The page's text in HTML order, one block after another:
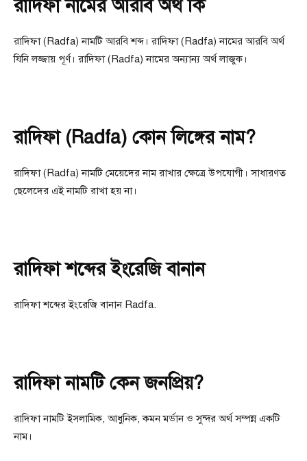
রাদিফা নামের আরবি অর্থ কি
রাদিফা (Radfa) নামটি আরবি শব্দ। রাদিফা (Radfa) নামের আরবি অর্থ
যিনি লজ্জায় পূর্ণ। রাদিফা (Radfa) নামের অন্যান্য অর্থ লাজুক।
রাদিফা (Radfa) কোন লিঙ্গের নাম?
রাদিফা (Radfa) নামটি মেয়েদের নাম রাখার ক্ষেত্রে উপযোগী। সাধারণত
ছেলেদের এই নামটি রাখা হয় না।
রাদিফা শব্দের ইংরেজি বানান
রাদিফা শব্দের ইংরেজি বানান Radfa.
রাদিফা নামটি কেন জনপ্রিয়?
রাদিফা নামটি ইসলামিক, আধুনিক, কমন মর্ডান ও সুন্দর অর্থ সম্পন্ন একটি
নাম।